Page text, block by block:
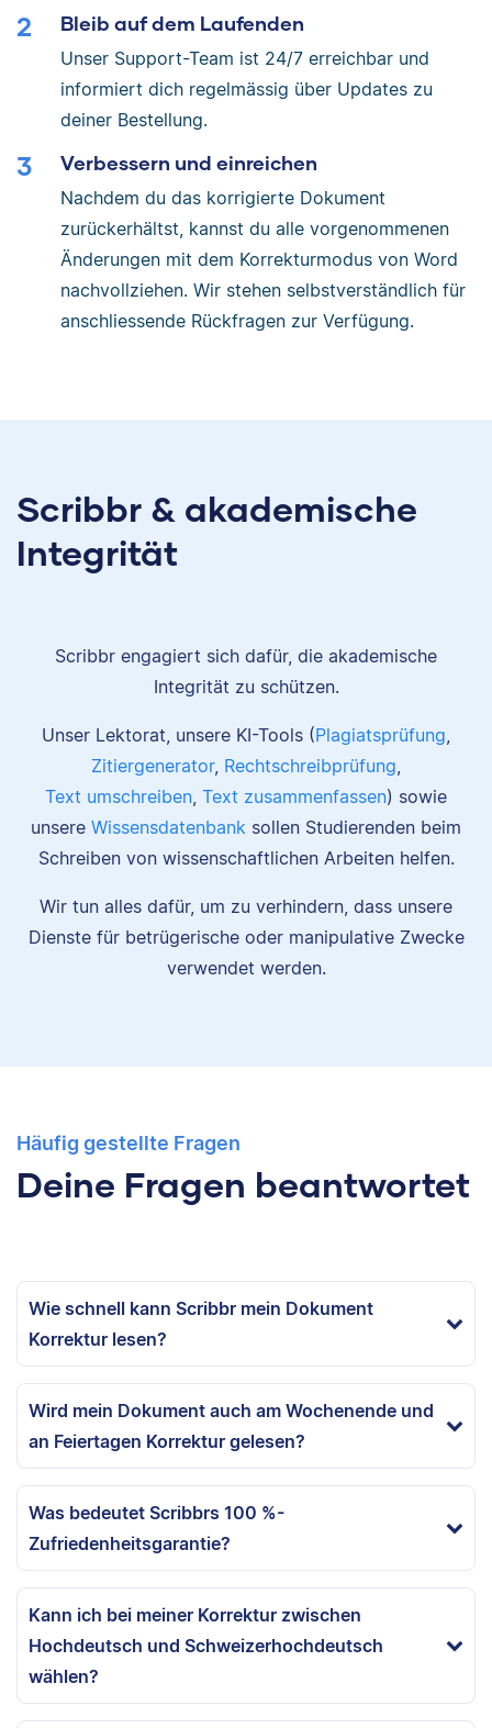
Bleib auf dem Laufenden
Unser Support-Team ist 24/7 erreichbar und
informiert dich regelmässig über Updates zu
deiner Bestellung.
Verbessern und einreichen
Nachdem du das korrigierte Dokument
zurückerhältst, kannst du alle vorgenommenen
Änderungen mit dem Korrekturmodus von Word
nachvollziehen. Wir stehen selbstverständlich für
anschliessende Rückfragen zur Verfügung.
Scribbr & akademische
Integrität
Scribbr engagiert sich dafür, die akademische
Integrität zu schützen.
Unser Lektorat, unsere KI-Tools (Plagiatsprüfung
Zitiergenerator, Rechtschreibprüfung
Text umschreiben Text zusammenfassen) sowie
unsere Wissensdatenbank sollen Studierenden beim
Schreiben von wissenschaftlichen Arbeiten helfen.
Wir tun alles dafür, um zu verhindern, dass unsere
Dienste für betrügerische oder manipulative Zwecke
verwendet werden.
Häufig gestellte Fragen
Deine Fragen beantwortet
Wie schnell kann Scribbr mein Dokument
Korrektur lesen?
Wird mein Dokument auch am Wochenende und
an Feiertagen Korrektur gelesen?
Was bedeutet Scribbrs 100 %-
Zufriedenheitsgarantie?
Kann ich bei meiner Korrektur zwischen
Hochdeutsch und Schweizerhochdeutsch
wählen?